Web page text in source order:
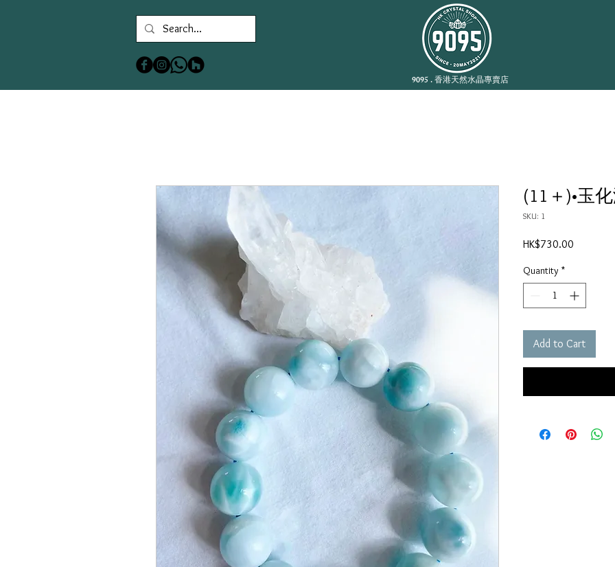
9095 . 香港天然水晶專賣店
(11＋)•玉
SKU: 1
HK$730.00
Quantity *
Add to Cart